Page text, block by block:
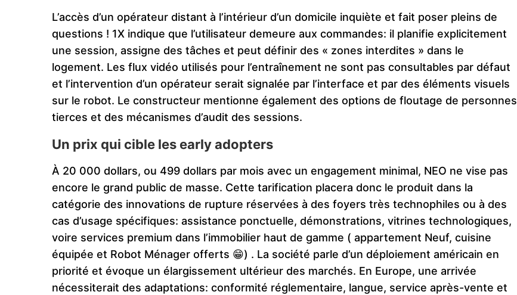
L’accès d’un opérateur distant à l’intérieur d’un domicile inquiète et fait poser pleins de
questions ! 1X indique que l’utilisateur demeure aux commandes: il planifie explicitement
une session, assigne des tâches et peut définir des « zones interdites » dans le
logement. Les flux vidéo utilisés pour l’entraînement ne sont pas consultables par défaut
et l’intervention d’un opérateur serait signalée par l’interface et par des éléments visuels
sur le robot. Le constructeur mentionne également des options de floutage de personnes
tierces et des mécanismes d’audit des sessions.
Un prix qui cible les early adopters
À 20 000 dollars, ou 499 dollars par mois avec un engagement minimal, NEO ne vise pas
encore le grand public de masse. Cette tarification placera donc le produit dans la
catégorie des innovations de rupture réservées à des foyers très technophiles ou à des
cas d’usage spécifiques: assistance ponctuelle, démonstrations, vitrines technologiques,
voire services premium dans l’immobilier haut de gamme ( appartement Neuf, cuisine
équipée et Robot Ménager offerts 😁) . La société parle d’un déploiement américain en
priorité et évoque un élargissement ultérieur des marchés. En Europe, une arrivée
nécessiterait des adaptations: conformité réglementaire, langue, service après-vente et